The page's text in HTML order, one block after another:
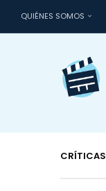
QUIÉNES SOMOS
CRÍTICAS